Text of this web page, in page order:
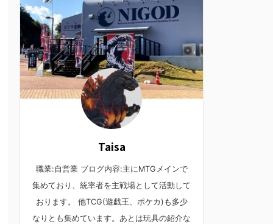
Taisa
職業:自営業 ブログ内容:主にMTGメインで
集めており、統率者を主戦場として活動して
おります。 他TCG(遊戯王、ポケカ)も多少
なりとも集めています。あとは玩具の紹介な